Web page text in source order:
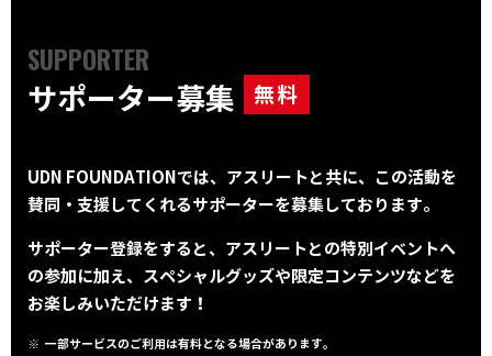
SUPPORTER
サポーター募集 無料
UDN FOUNDATIONでは、アスリートと共に、この活動を
賛同・支援してくれるサポーターを募集しております。
サポーター登録をすると、アスリートとの特別イベントへ
の参加に加え、スペシャルグッズや限定コンテンツなどを
お楽しみいただけます！
一部サービスのご利用は有料となる場合があります。